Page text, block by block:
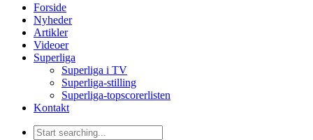
Forside
Nyheder
Artikler
Videoer
Superliga
Superliga i TV
Superliga-stilling
Superliga-topscorerlisten
Kontakt